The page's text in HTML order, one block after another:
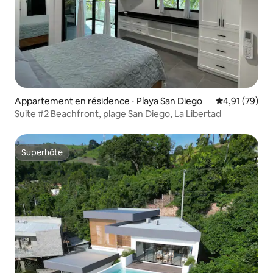
Appartement en résidence ⋅ Playa San Diego Évaluation
4,91 (79)
Suite #2 Beachfront, plage San Diego, La Libertad
Superhôte
Superhôte